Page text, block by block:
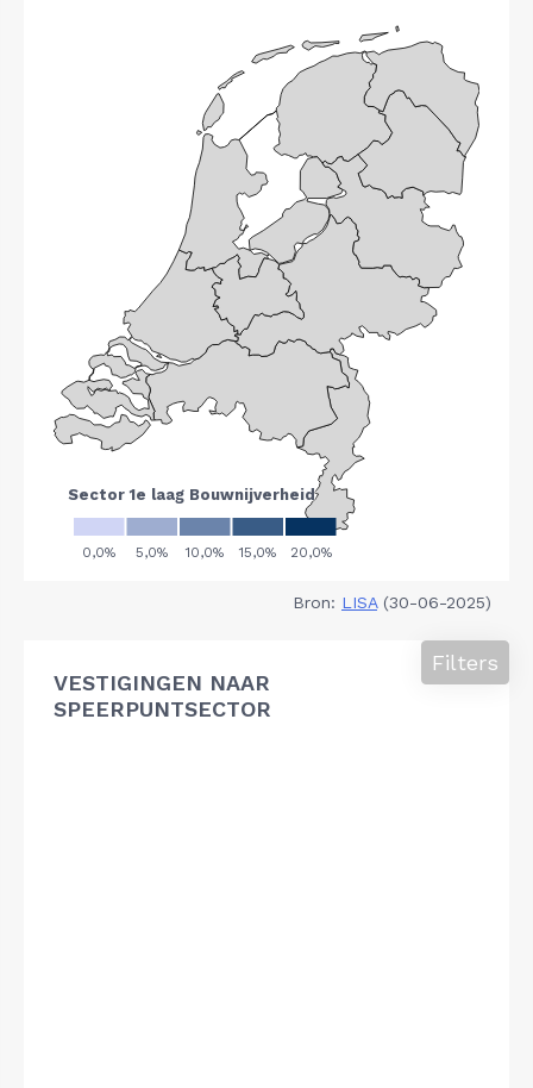
Bron: LISA(30-06-2025)
VESTIGINGEN NAAR
SPEERPUNTSECTOR
Filters